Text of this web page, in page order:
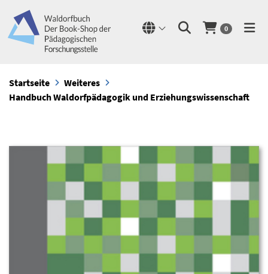
0
Startseite
Weiteres
Handbuch Waldorfpädagogik und Erziehungswissenschaft